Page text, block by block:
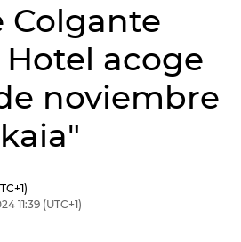
Colgante
acoge
noviembre
11:39 (UTC+1)